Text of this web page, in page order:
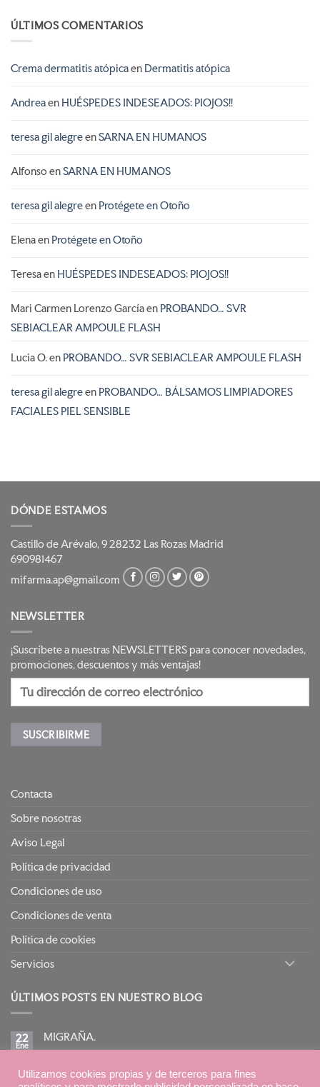
ÚLTIMOS COMENTARIOS
Crema dermatitis atópicaen Dermatitis atópica
Andreaen HUÉSPEDES INDESEADOS: PIOJOS!!
teresa gil alegreenSARNA EN HUMANOS
Alfonso enSARNA EN HUMANOS
teresa gil alegreen Protégete en Otoño
Elenaen Protégete en Otoño
Teresaen HUÉSPEDES INDESEADOS: PIOJOS!!
Mari Carmen Lorenzo Garcíaen PROBANDO… SVR
SEBIACLEAR AMPOULE FLASH
Lucia O.en PROBANDO… SVR SEBIACLEAR AMPOULE FLASH
teresa gil alegreen PROBANDO… BÁLSAMOS LIMPIADORES
FACIALES PIEL SENSIBLE
DÓNDE ESTAMOS
Castillo de Arévalo, 9 28232 Las Rozas Madrid
690981467
mifarma.ap@gmail.com
NEWSLETTER
¡Suscríbete a nuestras NEWSLETTERS para conocer novedades,
promociones, descuentos y más ventajas!
Contacta
Sobre nosotras
Aviso Legal
Política de privacidad
Condiciones de uso
Condiciones de venta
Política de cookies
Servicios
ÚLTIMOS POSTS EN NUESTRO BLOG
22
Ene
MIGRAÑA.
No
en
MIGRAÑA.
15
BIRETIX ISOREPAIR: PIELES GRASAS TENDENCIA
Utilizamos cookies propias y de terceros para fines